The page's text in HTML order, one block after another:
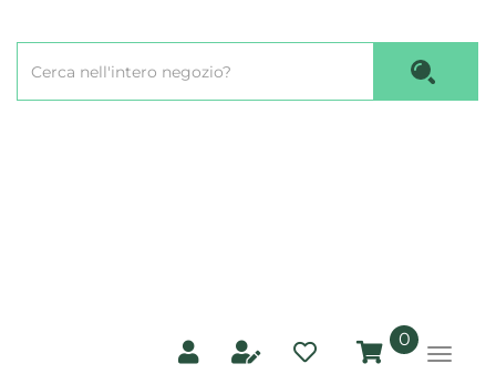
principale
Prodotto
0prodotti
inseriti